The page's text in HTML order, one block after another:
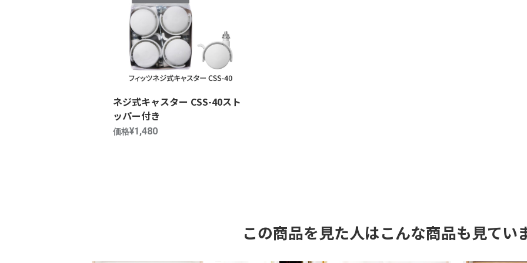
ネジ式キャスター CSS-40スト
ッパー付き
価格¥1,480
この商品を見た人はこんな商品も見てい